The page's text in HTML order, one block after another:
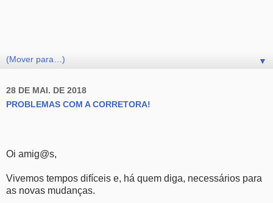
▼
28 DE MAI. DE 2018
PROBLEMAS COM A CORRETORA!
Oi amig@s,
Vivemos tempos difíceis e, há quem diga, necessários para
as novas mudanças.